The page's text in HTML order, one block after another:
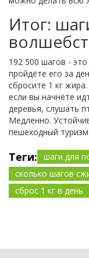
Итог:
192 500 шагов -
пройдёте его за
сбросите 1 кг
если вы начнёте
деревья, слушать
Медленно.
пешеходный
Теги:
шаги для
сколько шагов
сброс 1 кг в день